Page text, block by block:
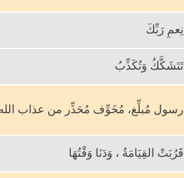
نِعمِ رَبِّكَ
تَتَشَكَّكُ وَتُكَذِّبُ
رسول مُبلِّغ، مُخَوِّف مُحَذِّر من عذاب
قَرُبَتْ القِيَامَةُ ، وَدَنَا وَقْتُهَا